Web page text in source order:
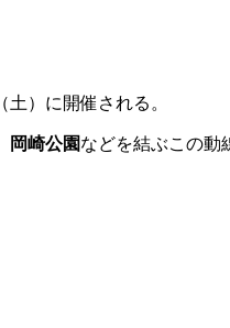
土）に開催される。
岡崎公園などを結ぶこの動